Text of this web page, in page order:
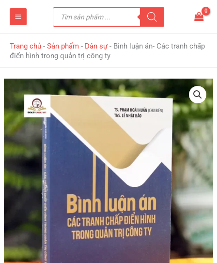
Tìm
kiếm
sản
Trang chủ - Sản phẩm - Dân sự- Bình luận án- Các tranh chấp
điển hình trong quản trị công ty